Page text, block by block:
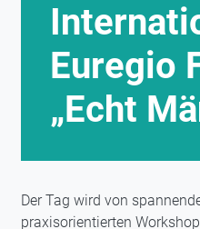
Euregio
„Echt
Der Tag wird von
praxisorientierten